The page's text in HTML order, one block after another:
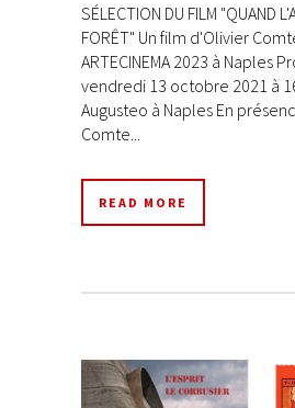
SÉLECTION DU FILM "QUAND
FORÊT" Un film d'Olivier
ARTECINEMA 2023 à Naples
vendredi 13 octobre 2021 à
Augusteo à Naples En
Comte...
READ MORE